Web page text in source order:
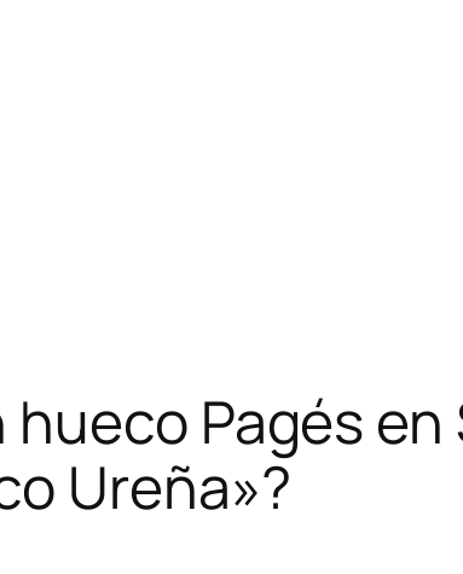
Pagés en
Ureña»?